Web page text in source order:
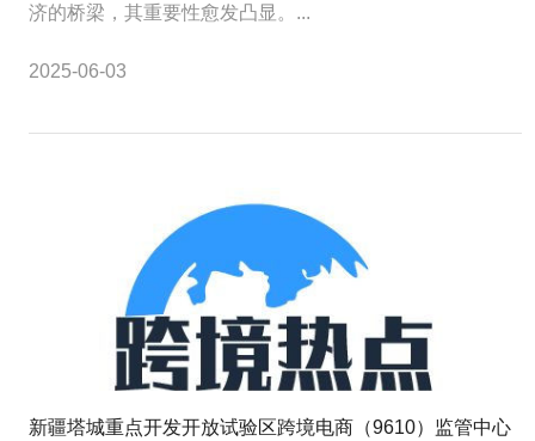
济的桥梁，其重要性愈发凸显。...
2025-06-03
新疆塔城重点开发开放试验区跨境电商（9610）监管中心